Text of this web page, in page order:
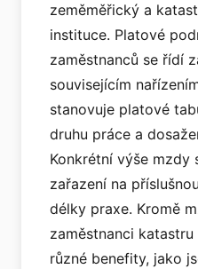
zeměměřický a
instituce. Platové
zaměstnanců se řídí
souvisejícím
stanovuje platové
druhu práce a
Konkrétní výše mzdy
zařazení na
délky praxe. Kromě
zaměstnanci
různé benefity, jako